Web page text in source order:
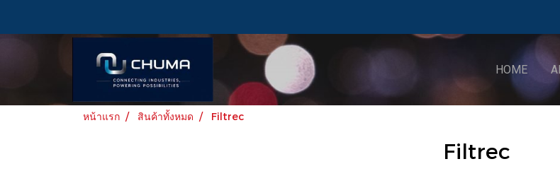
HOME
หน้าแรก สินค้าทั้งหมด Filtrec
Filtrec